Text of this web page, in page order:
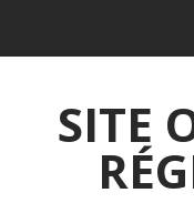
SITE